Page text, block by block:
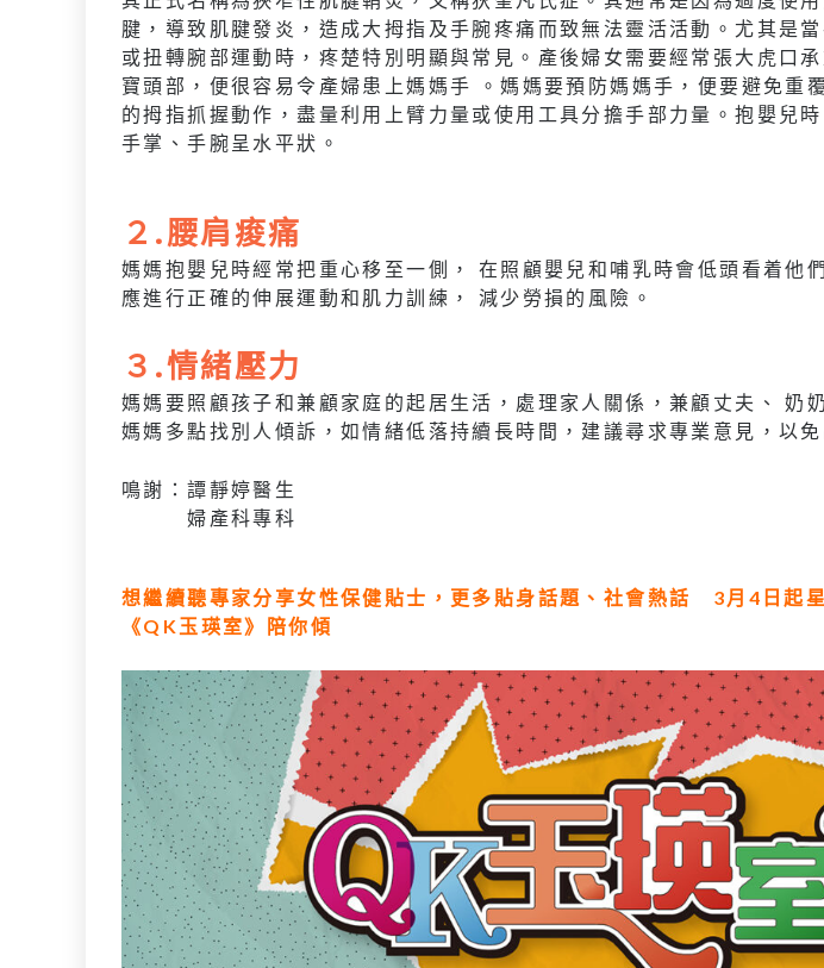
腱，導致肌腱發炎，造成大拇指及手腕疼痛而致無法靈活活動。尤其是
或扭轉腕部運動時，疼楚特別明顯與常見。產後婦女需要經常張大虎口
寶頭部，便很容易令產婦患上媽媽手 。媽媽要預防媽媽手，便要避免重
的拇指抓握動作，盡量利用上臂力量或使用工具分擔手部力量。抱嬰兒
手掌、手腕呈水平狀。
２.腰肩痠痛
媽媽抱嬰兒時經常把重心移至一側， 在照顧嬰兒和哺乳時會低頭看着他
應進行正確的伸展運動和肌力訓練， 減少勞損的風險。
３.情緒壓力
媽媽要照顧孩子和兼顧家庭的起居生活，處理家人關係，兼顧丈夫、 奶
媽媽多點找別人傾訴，如情緒低落持續長時間，建議尋求專業意見，以免
鳴謝：譚靜婷醫生
婦產科專科
想繼續聽專家分享女性保健貼士，更多貼身話題、社會熱話 3月4日起
《QK玉瑛室》陪你傾